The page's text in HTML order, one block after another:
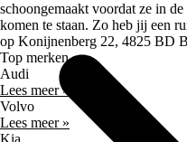
schoongemaakt voordat ze in
komen te staan. Zo heb jij een
op Konijnenberg 22, 4825 BD
Top merken
Audi
Lees meer »
Volvo
Lees meer »
Kia